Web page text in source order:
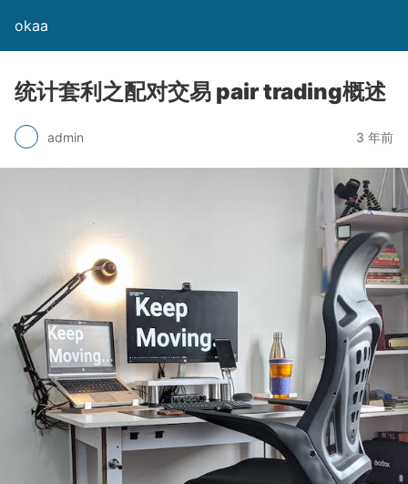
okaa
统计套利之配对交易 pair trading概述
admin 3 年前